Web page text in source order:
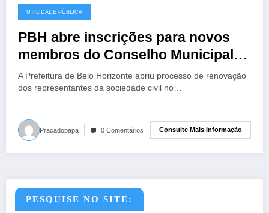
UTILIDADE PÚBLICA
PBH abre inscrições para novos
membros do Conselho Municipal
de Habitação
A Prefeitura de Belo Horizonte abriu processo de renovação
dos representantes da sociedade civil no…
Pracadopapa 0 Comentários Consulte Mais Informação
PESQUISE NO SITE: